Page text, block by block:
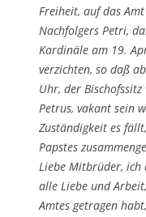
Freiheit, auf das Amt
Nachfolgers Petri,
Kardinäle am 19.
verzichten, so daß
Uhr, der
Petrus, vakant sein
Zuständigkeit es
Papstes
Liebe Mitbrüder, ich
alle Liebe und
Amtes getragen